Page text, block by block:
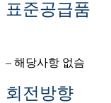
표준공급품
– 해당사항 없슴
회전방향